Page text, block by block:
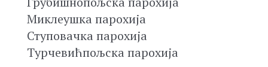
Миклеушка парохија
Ступовачка парохија
Турчевићпољска парохија